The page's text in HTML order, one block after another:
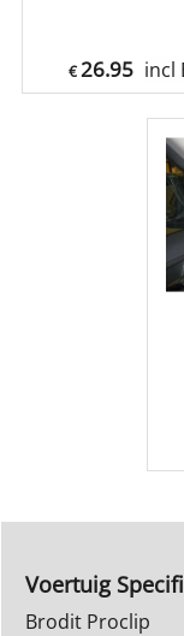
€ 26.95 incl
Voertuig
Brodit Proclip